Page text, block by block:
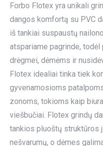
Forbo Flotex yra unikali
dangos komfortą su PVC
iš tankiai suspaustų
atspariame pagrinde,
drėgmei, dėmėms ir
Flotex idealiai tinka tiek
gyvenamosioms
zonoms, tokioms kaip
viešbučiai. Flotex grindų
tankios pluoštų struktūros
nešvarumų, o dėmes